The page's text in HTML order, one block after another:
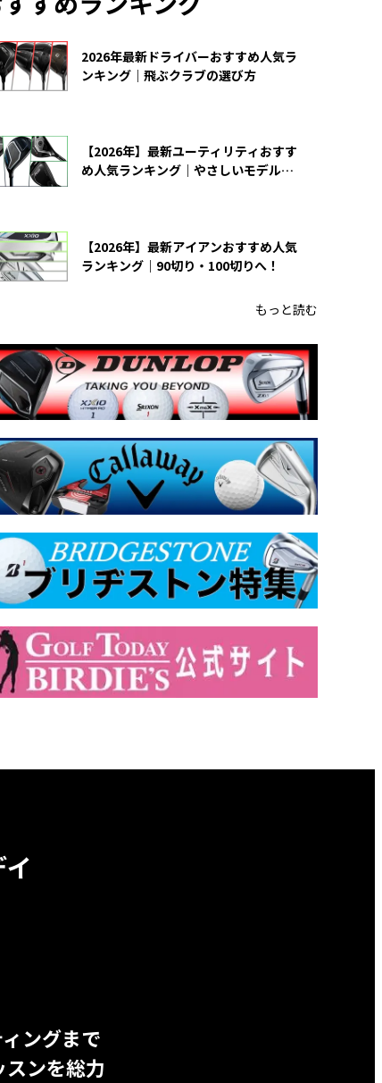
2026年最新ドライバーおすすめ人気ラ
ンキング｜飛ぶクラブの選び方
【2026年】最新ユーティリティおすす
め人気ランキング｜やさしいモデルの
【2026年】最新アイアンおすすめ人気
ランキング｜90切り・100切りへ！
もっと読む
ングまで
ンを総力